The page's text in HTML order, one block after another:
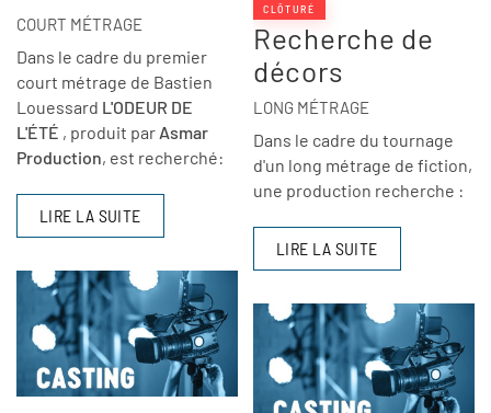
COURT MÉTRAGE
Dans le cadre du premier
court métrage de Bastien
Louessard L'ODEUR DE
L'ÉTÉ , produit par Asmar
Production, est recherché:
LIRE LA SUITE
CLÔTURÉ
Recherche de
décors
LONG MÉTRAGE
Dans le cadre du tournage
d'un long métrage de fiction,
une production recherche :
LIRE LA SUITE